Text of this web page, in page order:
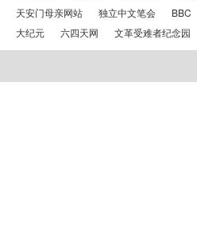
天安门母亲网站
独立中文笔会 BBC
大纪元
六四天网 文革受难者纪念园